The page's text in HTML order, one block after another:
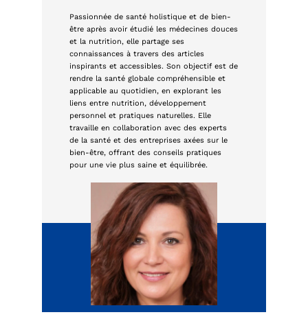
Passionnée de santé holistique et de bien-
être après avoir étudié les médecines douces
et la nutrition, elle partage ses
connaissances à travers des articles
inspirants et accessibles. Son objectif est de
rendre la santé globale compréhensible et
applicable au quotidien, en explorant les
liens entre nutrition, développement
personnel et pratiques naturelles. Elle
travaille en collaboration avec des experts
de la santé et des entreprises axées sur le
bien-être, offrant des conseils pratiques
pour une vie plus saine et équilibrée.